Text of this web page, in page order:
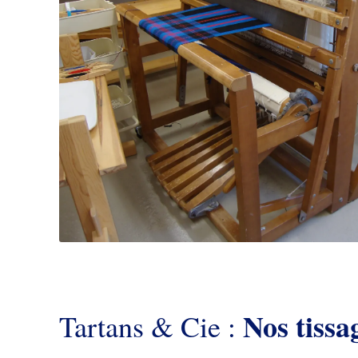
Tartans & Cie : Nos